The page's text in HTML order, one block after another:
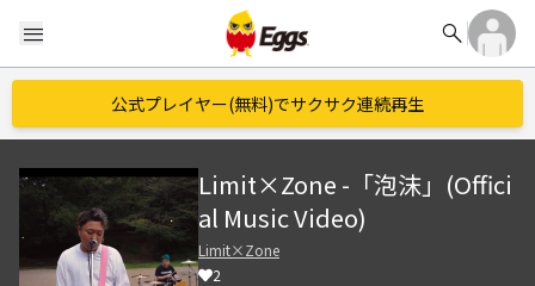
menu search
公式プレイヤー(無料)でサクサク連続再生
Limit×Zone -「泡沫」(Offici
al Music Video)
Limit×Zone
2